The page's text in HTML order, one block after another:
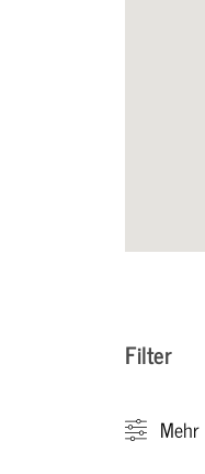
Filter
Mehr